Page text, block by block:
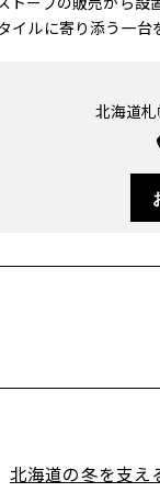
イルに寄り添う一台
北海道
北海道の冬を支え